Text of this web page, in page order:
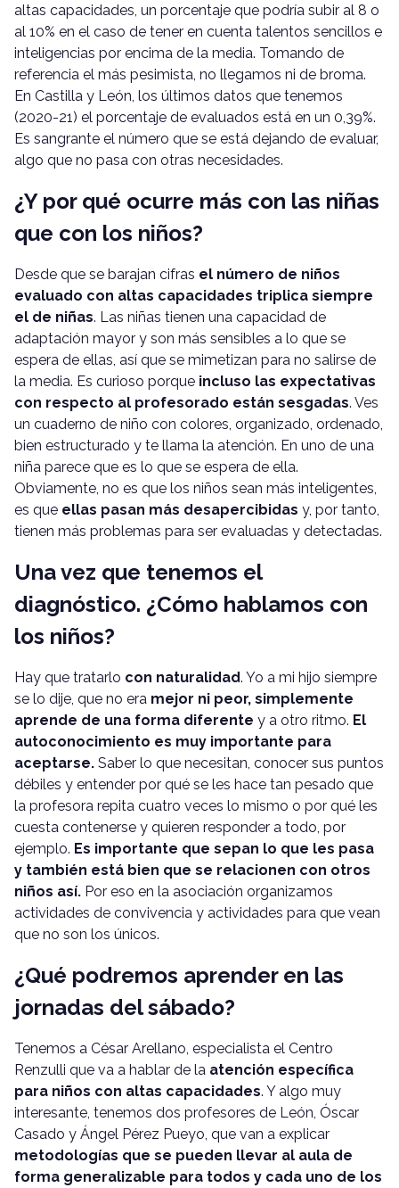
altas capacidades, un porcentaje que podría subir al 8 o
al 10% en el caso de tener en cuenta talentos sencillos e
inteligencias por encima de la media. Tomando de
referencia el más pesimista, no llegamos ni de broma.
En Castilla y León, los últimos datos que tenemos
(2020-21) el porcentaje de evaluados está en un 0,39%.
Es sangrante el número que se está dejando de evaluar,
algo que no pasa con otras necesidades.
¿Y por qué ocurre más con las niñas
que con los niños?
Desde que se barajan cifras el número de niños
evaluado con altas capacidades triplica siempre
el de niñas. Las niñas tienen una capacidad de
adaptación mayor y son más sensibles a lo que se
espera de ellas, así que se mimetizan para no salirse de
la media. Es curioso porque incluso las expectativas
con respecto al profesorado están sesgadas. Ves
un cuaderno de niño con colores, organizado, ordenado,
bien estructurado y te llama la atención. En uno de una
niña parece que es lo que se espera de ella.
Obviamente, no es que los niños sean más inteligentes,
es que ellas pasan más desapercibidas y, por tanto,
tienen más problemas para ser evaluadas y detectadas.
Una vez que tenemos el
diagnóstico. ¿Cómo hablamos con
los niños?
Hay que tratarlo con naturalidad. Yo a mi hijo siempre
se lo dije, que no era mejor ni peor, simplemente
aprende de una forma diferente y a otro ritmo. El
autoconocimiento es muy importante para
aceptarse. Saber lo que necesitan, conocer sus puntos
débiles y entender por qué se les hace tan pesado que
la profesora repita cuatro veces lo mismo o por qué les
cuesta contenerse y quieren responder a todo, por
ejemplo. Es importante que sepan lo que les pasa
y también está bien que se relacionen con otros
niños así. Por eso en la asociación organizamos
actividades de convivencia y actividades para que vean
que no son los únicos.
¿Qué podremos aprender en las
jornadas del sábado?
Tenemos a César Arellano, especialista el Centro
Renzulli que va a hablar de la atención específica
para niños con altas capacidades. Y algo muy
interesante, tenemos dos profesores de León, Óscar
Casado y Ángel Pérez Pueyo, que van a explicar
metodologías que se pueden llevar al aula de
forma generalizable para todos y cada uno de los